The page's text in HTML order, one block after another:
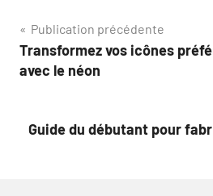
Navigation
de
Publication précédente
Transformez vos icônes
avec le néon
Guide du débutant pour